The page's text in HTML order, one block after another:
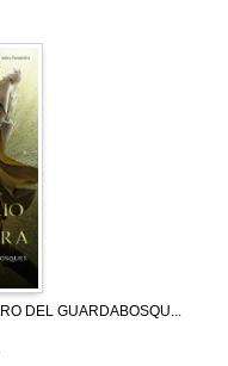
DEL GUARDABOSQU...